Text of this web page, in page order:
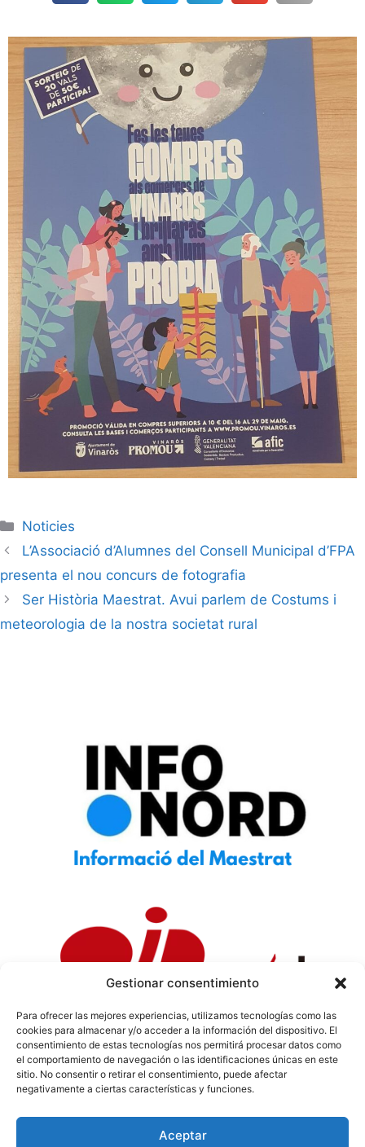
Gestionar consentimiento
Para ofrecer las mejores experiencias, utilizamos tecnologías como las
cookies para almacenar y/o acceder a la información del dispositivo. El
consentimiento de estas tecnologías nos permitirá procesar datos como
el comportamiento de navegación o las identificaciones únicas en este
sitio. No consentir o retirar el consentimiento, puede afectar
negativamente a ciertas características y funciones.
Aceptar
Noticies
L’Associació d’Alumnes del Consell Municipal d’FPA
presenta el nou concurs de fotografia
Ser Història Maestrat. Avui parlem de Costums i
meteorologia de la nostra societat rural
Política de Privacidad| Política de Cookies|Aviso
Legal|Codi ètic|Tarifes de Publicitat